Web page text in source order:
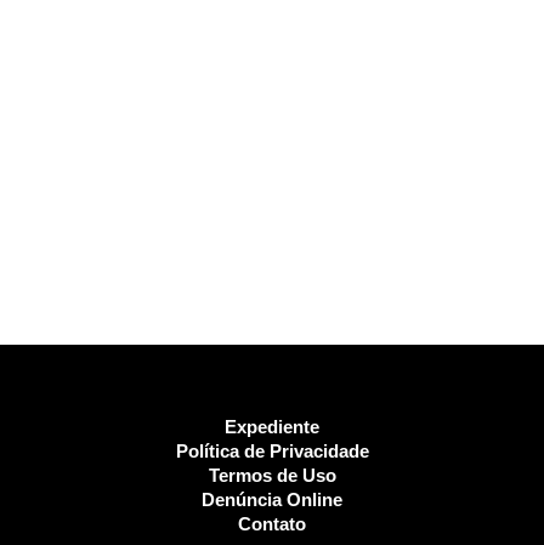
Expediente
Política de Privacidade
Termos de Uso
Denúncia Online
Contato